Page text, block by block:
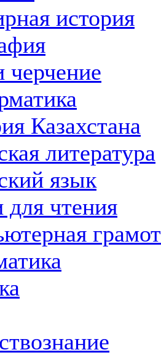
история
Казахстана
литература
язык
для чтения